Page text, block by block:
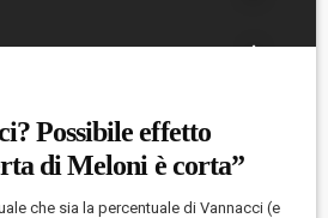
Possibile effetto
di Meloni è corta”
che sia la percentuale di Vannacci (e